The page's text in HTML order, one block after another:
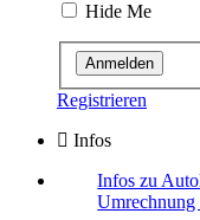
Hide Me
Registrieren
Infos
Infos zu